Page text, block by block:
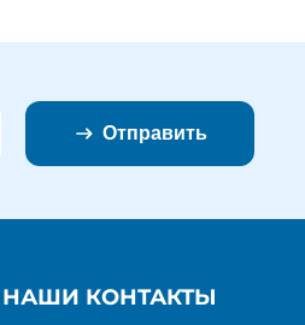
Отправить
НАШИ КОНТАКТЫ